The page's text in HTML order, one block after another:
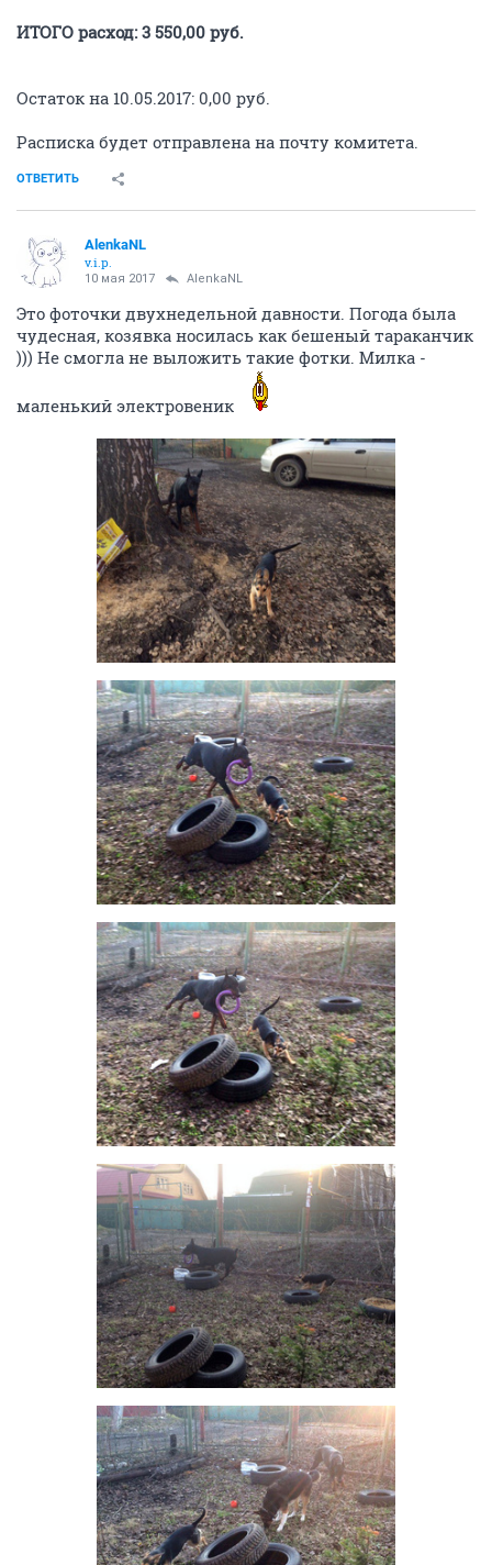
ИТОГО расход: 3 550,00 руб.
Остаток на 10.05.2017: 0,00 руб.
Расписка будет отправлена на почту комитета.
ОТВЕТИТЬ
AlenkaNL
v.i.p.
10 мая 2017 AlenkaNL
Это фоточки двухнедельной давности. Погода была
чудесная, козявка носилась как бешеный тараканчик
))) Не смогла не выложить такие фотки. Милка -
маленький электровеник